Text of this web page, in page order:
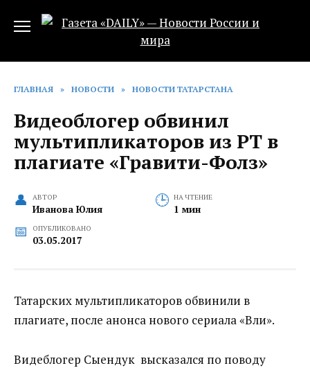
ГЛАВНАЯ » НОВОСТИ » НОВОСТИ ТАТАРСТАНА
Видеоблогер обвинил
мультипликаторов из РТ в
плагиате «Гравити-Фолз»
АВТОР
Иванова Юлия
НА ЧТЕНИЕ
1 мин
ОПУБЛИКОВАНО
03.05.2017
Татарских мультипликаторов обвинили в
плагиате, после анонса нового сериала «Вәли».
Видеблогер Сыендук высказался по поводу